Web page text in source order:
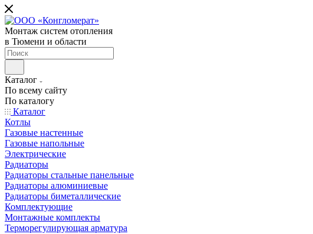
Монтаж систем отопления
в Тюмени и области
Каталог
По всему сайту
По каталогу
Каталог
Котлы
Газовые настенные
Газовые напольные
Электрические
Радиаторы
Радиаторы стальные панельные
Радиаторы алюминиевые
Радиаторы биметаллические
Комплектующие
Монтажные комплекты
Терморегулирующая арматура